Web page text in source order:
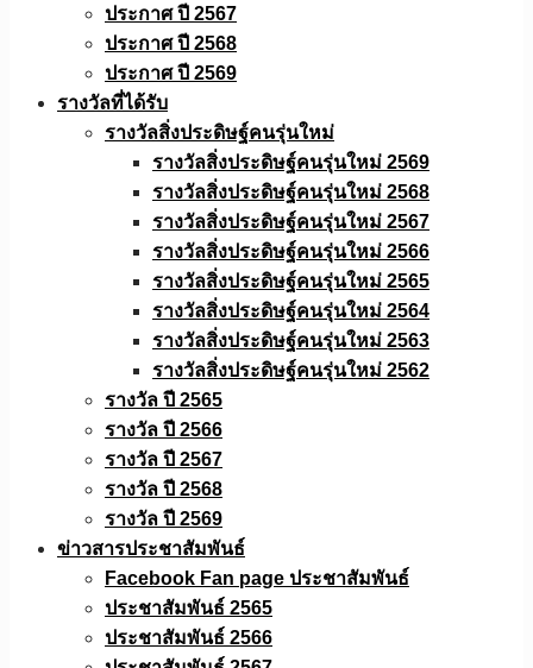
ประกาศ ปี 2567
ประกาศ ปี 2568
ประกาศ ปี 2569
รางวัลที่ได้รับ
รางวัลสิ่งประดิษฐ์คนรุ่นใหม่
รางวัลสิ่งประดิษฐ์คนรุ่นใหม่ 2569
รางวัลสิ่งประดิษฐ์คนรุ่นใหม่ 2568
รางวัลสิ่งประดิษฐ์คนรุ่นใหม่ 2567
รางวัลสิ่งประดิษฐ์คนรุ่นใหม่ 2566
รางวัลสิ่งประดิษฐ์คนรุ่นใหม่ 2565
รางวัลสิ่งประดิษฐ์คนรุ่นใหม่ 2564
รางวัลสิ่งประดิษฐ์คนรุ่นใหม่ 2563
รางวัลสิ่งประดิษฐ์คนรุ่นใหม่ 2562
รางวัล ปี 2565
รางวัล ปี 2566
รางวัล ปี 2567
รางวัล ปี 2568
รางวัล ปี 2569
ข่าวสารประชาสัมพันธ์
Facebook Fan page ประชาสัมพันธ์
ประชาสัมพันธ์ 2565
ประชาสัมพันธ์ 2566